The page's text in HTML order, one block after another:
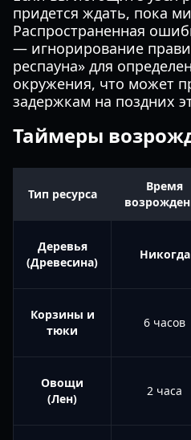
придется ждать, пока
Распространенная
— игнорирование
респауна» для
окружения, что может
задержкам на поздних
Таймеры
Тип ресурса
Время
Деревья
(Древесина)
Никогда
Корзины и
тюки
6 часов
Овощи
(Лен)
2 часа